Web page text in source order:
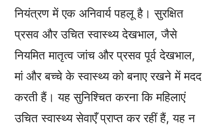
नियंत्रण में एक अनिवार्य पहलू है। सुरक्षित
प्रसव और उचित स्वास्थ्य देखभाल, जैसे
नियमित मातृत्व जांच और प्रसव पूर्व देखभाल,
मां और बच्चे के स्वास्थ्य को बनाए रखने में मदद
करती हैं। यह सुनिश्चित करना कि महिलाएं
उचित स्वास्थ्य सेवाएँ प्राप्त कर रहीं हैं, यह न